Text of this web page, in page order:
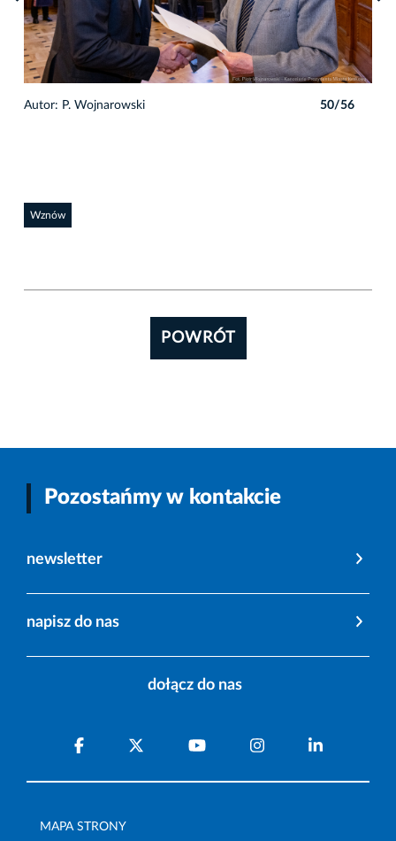
Autor: P. Wojnarowski 50/56
Wznów
POWRÓT
Pozostańmy w kontakcie
newsletter
napisz do nas
dołącz do nas
MAPA STRONY